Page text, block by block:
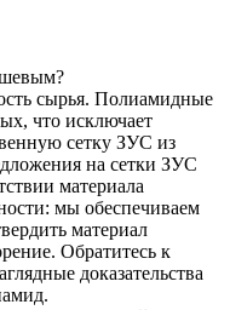
сырья. Полиамидные
что исключает
сетку ЗУС из
на сетки ЗУС
материала
мы обеспечиваем
материал
Обратитесь к
доказательства